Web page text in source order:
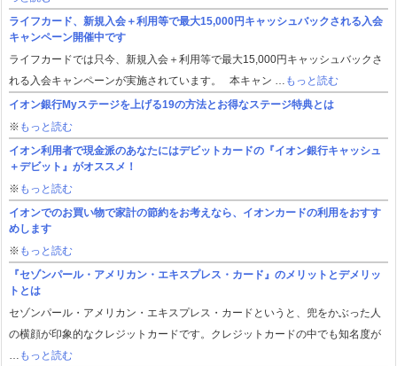
ライフカード、新規入会＋利用等で最大15,000円キャッシュバックされる入会
キャンペーン開催中です
ライフカードでは只今、新規入会＋利用等で最大15,000円キャッシュバックさ
れる入会キャンペーンが実施されています。 本キャン …
もっと読む
イオン銀行Myステージを上げる19の方法とお得なステージ特典とは
※ もっと読む
イオン利用者で現金派のあなたにはデビットカードの『イオン銀行キャッシュ
＋デビット』がオススメ！
※ もっと読む
イオンでのお買い物で家計の節約をお考えなら、イオンカードの利用をおすす
めします
※ もっと読む
『セゾンパール・アメリカン・エキスプレス・カード』のメリットとデメリッ
トとは
セゾンパール・アメリカン・エキスプレス・カードというと、兜をかぶった人
の横顔が印象的なクレジットカードです。クレジットカードの中でも知名度が
もっと読む